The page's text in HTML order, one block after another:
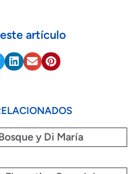
artículo
y Di María